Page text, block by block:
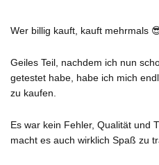
Wer billig kauft, kauft mehrmals
Geiles Teil, nachdem ich nun
getestet habe, habe ich mich
zu kaufen.
Es war kein Fehler, Qualität und
macht es auch wirklich Spaß zu